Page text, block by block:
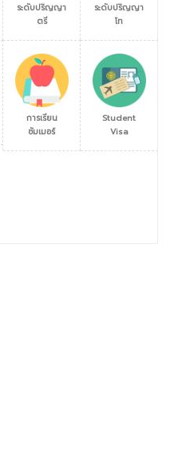
ระดับปริญญา
ตรี
ระดับปริญญา
โท
การเรียน
ซัมเมอร์
Student
Visa